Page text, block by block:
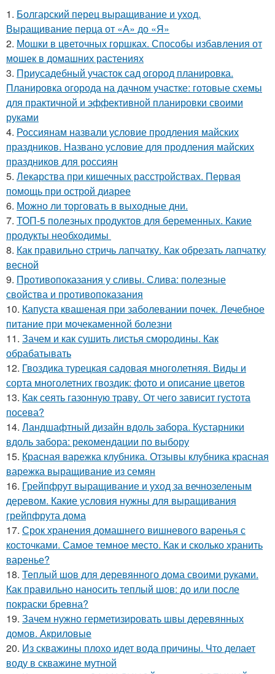
1. Болгарский перец выращивание и уход.
Выращивание перца от «А» до «Я»
2. Мошки в цветочных горшках. Способы избавления от
мошек в домашних растениях
3. Приусадебный участок сад огород планировка.
Планировка огорода на дачном участке: готовые схемы
для практичной и эффективной планировки своими
руками
4. Россиянам назвали условие продления майских
праздников. Названо условие для продления майских
праздников для россиян
5. Лекарства при кишечных расстройствах. Первая
помощь при острой диарее
6. Можно ли торговать в выходные дни.
7. ТОП-5 полезных продуктов для беременных. Какие
продукты необходимы
8. Как правильно стричь лапчатку. Как обрезать лапчатку
весной
9. Противопоказания у сливы. Слива: полезные
свойства и противопоказания
10. Капуста квашеная при заболевании почек. Лечебное
питание при мочекаменной болезни
11. Зачем и как сушить листья смородины. Как
обрабатывать
12. Гвоздика турецкая садовая многолетняя. Виды и
сорта многолетних гвоздик: фото и описание цветов
13. Как сеять газонную траву. От чего зависит густота
посева?
14. Ландшафтный дизайн вдоль забора. Кустарники
вдоль забора: рекомендации по выбору
15. Красная варежка клубника. Отзывы клубника красная
варежка выращивание из семян
16. Грейпфрут выращивание и уход за вечнозеленым
деревом. Какие условия нужны для выращивания
грейпфрута дома
17. Срок хранения домашнего вишневого варенья с
косточками. Самое темное место. Как и сколько хранить
варенье?
18. Теплый шов для деревянного дома своими руками.
Как правильно наносить теплый шов: до или после
покраски бревна?
19. Зачем нужно герметизировать швы деревянных
домов. Акриловые
20. Из скважины плохо идет вода причины. Что делает
воду в скважине мутной